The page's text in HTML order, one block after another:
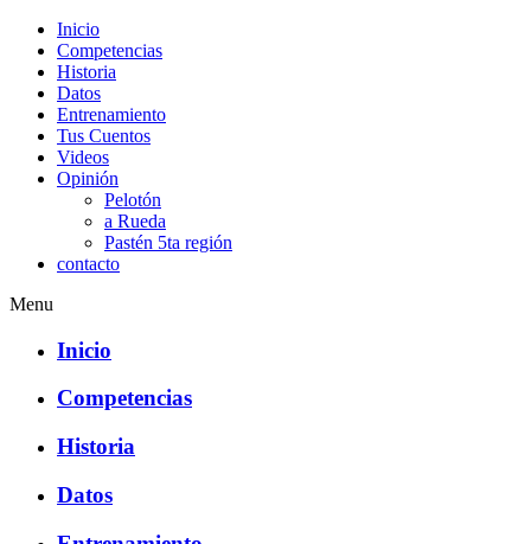
Inicio
Competencias
Historia
Datos
Entrenamiento
Tus Cuentos
Videos
Opinión
Pelotón
a Rueda
Pastén 5ta región
contacto
Menu
Inicio
Competencias
Historia
Datos